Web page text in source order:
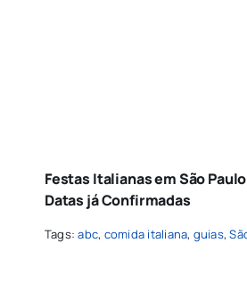
Festas Italianas em São
Datas já Confirmadas
Tags:abc, comida italiana, guias,